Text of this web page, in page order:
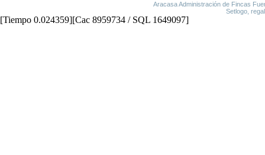
Aracasa Administración de Fincas
Setlogo,
[Tiempo 0.024359][Cac 8959734 / SQL 1649097]